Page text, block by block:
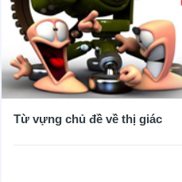
Từ vựng chủ đề về thị giác